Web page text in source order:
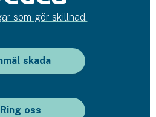
som gör skillnad.
skada
Ring oss